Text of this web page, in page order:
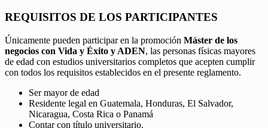
REQUISITOS DE LOS PARTICIPANTES
Únicamente pueden participar en la promoción Máster de los
negocios con Vida y Éxito y ADEN, las personas físicas mayores
de edad con estudios universitarios completos que acepten cumplir
con todos los requisitos establecidos en el presente reglamento.
Ser mayor de edad
Residente legal en Guatemala, Honduras, El Salvador,
Nicaragua, Costa Rica o Panamá
Contar con título universitario.